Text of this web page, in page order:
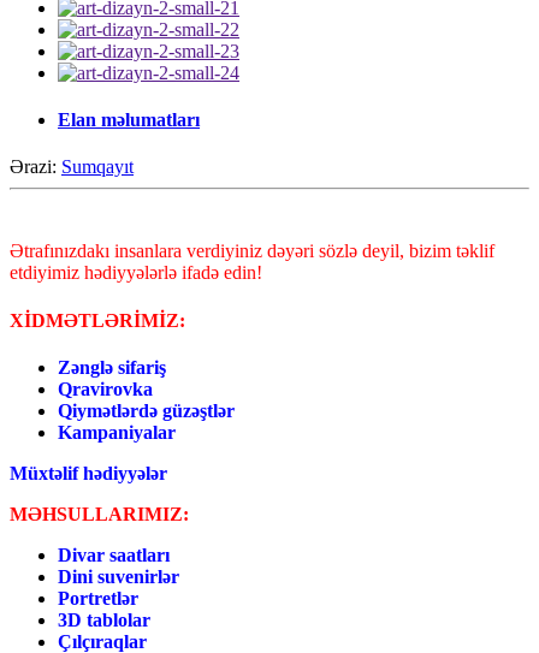
Elan məlumatları
Ərazi: Sumqayıt
Ətrafınızdakı insanlara verdiyiniz dəyəri sözlə deyil, bizim təklif
etdiyimiz hədiyyələrlə ifadə edin!
XİDMƏTLƏRİMİZ:
Zənglə sifariş
Qravirovka
Qiymətlərdə güzəştlər
Kampaniyalar
Müxtəlif hədiyyələr
MƏHSULLARIMIZ:
Divar saatları
Dini suvenirlər
Portretlər
3D tablolar
Çılçıraqlar